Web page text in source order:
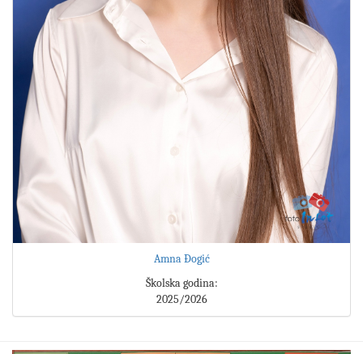
Amna Đogić
Školska godina:
2025/2026